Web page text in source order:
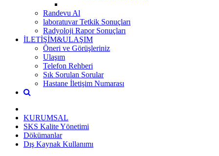
Randevu Al
laboratuvar Tetkik Sonuçları
Radyoloji Rapor Sonuçları
İLETİŞİM&ULAŞIM
Öneri ve Görüşleriniz
Ulaşım
Telefon Rehberi
Sık Sorulan Sorular
Hastane İletişim Numarası
KURUMSAL
SKS Kalite Yönetimi
Dökümanlar
Dış Kaynak Kullanımı